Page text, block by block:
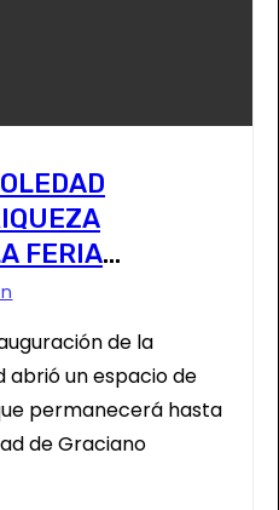
FERIA
de la
abrió un espacio de
permanecerá hasta
de Graciano